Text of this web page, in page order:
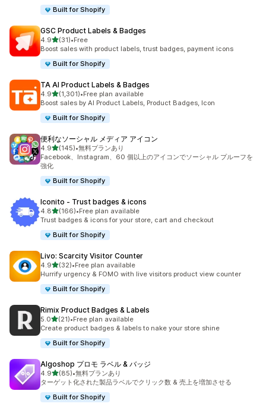
Built for Shopify
GSC Product Labels & Badges
4.95つ星中
(31)
合計レビュー数：31件
•Free
Boost sales with product labels, trust badges, payment icons
Built for Shopify
TA AI Product Labels & Badges
4.95つ星中
(1,301)
合計レビュー数：1301件
•Free plan available
Boost sales by AI Product Labels, Product Badges, Icon
Built for Shopify
便利なソーシャル メディア アイコン
4.95つ星中
(145)
合計レビュー数：145件
•無料プランあり
Facebook、Instagram、60 個以上のアイコンでソーシャル プルーフを
強化
Built for Shopify
Iconito ‑ Trust badges & icons
4.85つ星中
(166)
合計レビュー数：166件
•Free plan available
Trust badges & icons for your store, cart and checkout
Built for Shopify
Livo: Scarcity Visitor Counter
4.95つ星中
(32)
合計レビュー数：32件
•Free plan available
Hurrify urgency & FOMO with live visitors product view counter
Built for Shopify
Rimix Product Badges & Labels
5.05つ星中
(21)
合計レビュー数：21件
•Free plan available
Create product badges & labels to nake your store shine
Built for Shopify
Algoshop プロモ ラベル & バッジ
4.95つ星中
(85)
合計レビュー数：85件
•無料プランあり
ターゲット化された製品ラベルでクリック数 & 売上を増加させる
Built for Shopify